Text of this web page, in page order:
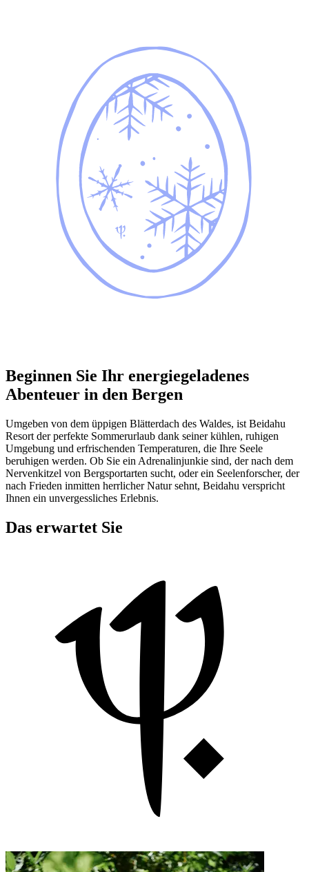
Beginnen Sie Ihr energiegeladenes
Abenteuer in den Bergen
Umgeben von dem üppigen Blätterdach des Waldes, ist Beidahu
Resort der perfekte Sommerurlaub dank seiner kühlen, ruhigen
Umgebung und erfrischenden Temperaturen, die Ihre Seele
beruhigen werden. Ob Sie ein Adrenalinjunkie sind, der nach dem
Nervenkitzel von Bergsportarten sucht, oder ein Seelenforscher, der
nach Frieden inmitten herrlicher Natur sehnt, Beidahu verspricht
Ihnen ein unvergessliches Erlebnis.
Das erwartet Sie